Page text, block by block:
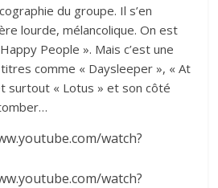
du groupe. Il s’en
lourde, mélancolique. On est
People ». Mais c’est une
comme « Daysleeper », « At
surtout « Lotus » et son côté
watch?
watch?